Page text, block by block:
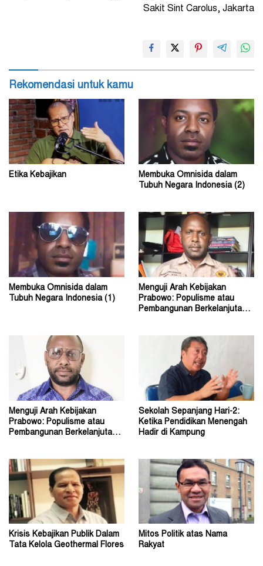
Sakit Sint Carolus, Jakarta
Rekomendasi untuk kamu
Etika Kebajikan
Membuka Omnisida dalam
Tubuh Negara Indonesia (2)
Membuka Omnisida dalam
Tubuh Negara Indonesia (1)
Menguji Arah Kebijakan
Prabowo: Populisme atau
Pembangunan Berkelanjutan?
Menguji Arah Kebijakan
Prabowo: Populisme atau
Pembangunan Berkelanjutan?
Sekolah Sepanjang Hari-2:
Ketika Pendidikan Menengah
Hadir di Kampung
Krisis Kebajikan Publik Dalam
Tata Kelola Geothermal Flores
Mitos Politik atas Nama
Rakyat